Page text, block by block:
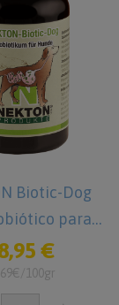
Biotic-Dog
para
Perros€
100gr